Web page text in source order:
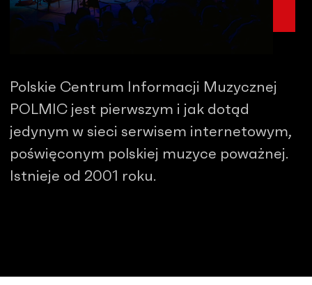
Polskie Centrum Informacji Muzycznej
POLMIC jest pierwszym i jak dotąd
jedynym w sieci serwisem internetowym,
poświęconym polskiej muzyce poważnej.
Istnieje od 2001 roku.